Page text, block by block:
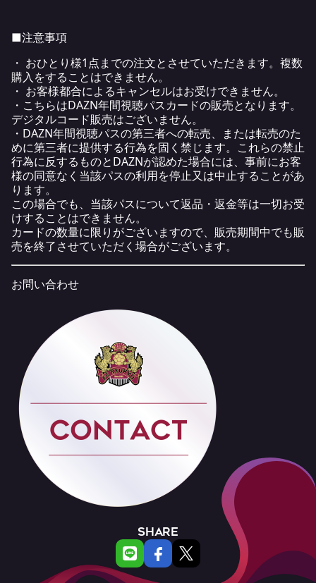
■注意事項
・ おひとり様1点までの注文とさせていただきます。複数
購入をすることはできません。
・ お客様都合によるキャンセルはお受けできません。
・こちらはDAZN年間視聴パスカードの販売となります。
デジタルコード販売はございません。
・DAZN年間視聴パスの第三者への転売、または転売のた
めに第三者に提供する行為を固く禁じます。これらの禁止
行為に反するものとDAZNが認めた場合には、事前にお客
様の同意なく当該パスの利用を停止又は中止することがあ
ります。
この場合でも、当該パスについて返品・返金等は一切お受
けすることはできません。
カードの数量に限りがございますので、販売期間中でも販
売を終了させていただく場合がございます。
お問い合わせ
SHARE